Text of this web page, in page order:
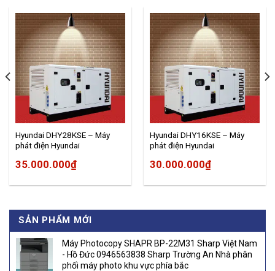
SẢN PHẨM MỚI
Máy Photocopy SHAPR BP-22M31 Sharp Việt Nam
- Hồ Đức 0946563838 Sharp Trường An Nhà phân
phối máy photo khu vực phía bắc
Hyundai DHY28KSE – Máy
phát điện Hyundai
35.000.000₫
Hyundai DHY16KSE – Máy
phát điện Hyundai
30.000.000₫